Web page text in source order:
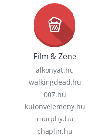
Film & Zene
alkonyat.hu
walkingdead.hu
007.hu
kulonvelemeny.hu
murphy.hu
chaplin.hu